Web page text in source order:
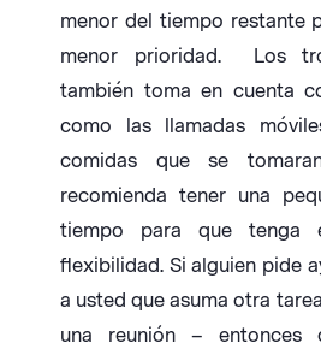
menor del tiempo restante
menor prioridad. Los
también toma en cuenta
como las llamadas
comidas que se
recomienda tener una
tiempo para que tenga
flexibilidad. Si alguien pide
a usted que asuma otra
una reunión – entonces